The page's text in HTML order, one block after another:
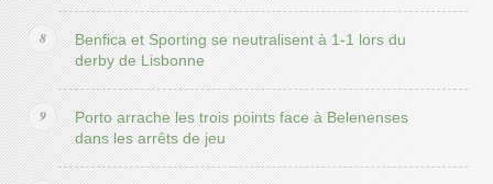
Benfica et Sporting se neutralisent à 1-1 lors du
derby de Lisbonne
Porto arrache les trois points face à Belenenses
dans les arrêts de jeu